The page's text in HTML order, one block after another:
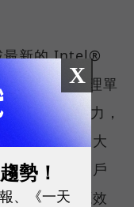
最新的 Intel®
大的神經處理單
AI 運算能力，
就能執行，大
感資料與客戶
速度與能源效
X
勢！
、《一天